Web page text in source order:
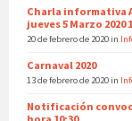
Charla informativa
jueves 5 Marzo 2020
20 de febrero de 2020 in
Carnaval 2020
13 de febrero de 2020 in
Notificación